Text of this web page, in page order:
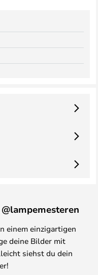
einem einzigartigen
deine Bilder mit
siehst du dein